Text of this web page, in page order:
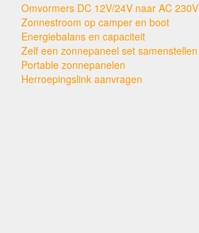
Omvormers DC 12V/24V naar AC 230V
Zonnestroom op camper en boot
Energiebalans en capaciteit
Zelf een zonnepaneel set samenstellen
Portable zonnepanelen
Herroepingslink aanvragen